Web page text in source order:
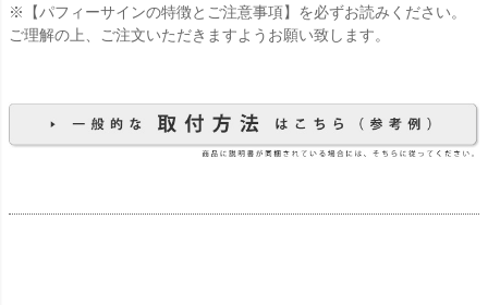
※【パフィーサインの特徴とご注意事項】を必ずお読みください。
ご理解の上、ご注文いただきますようお願い致します。